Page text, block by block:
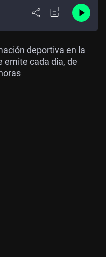
deportiva en la
emite cada día, de